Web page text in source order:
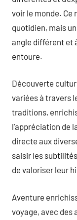
voir le monde. Ce
quotidien, mais
angle différent et
entoure.
Découverte
variées à travers
traditions,
l’appréciation de
directe aux
saisir les
de valoriser leur
Aventure
voyage, avec des